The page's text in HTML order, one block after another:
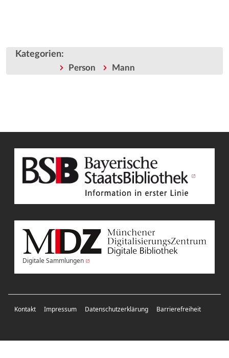
Kategorien:
Person Mann
Digitale Sammlungen
Kontakt Impressum Datenschutzerklärung Barrierefreiheit